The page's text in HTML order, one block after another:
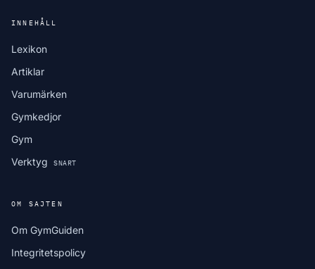
INNEHÅLL
Lexikon
Artiklar
Varumärken
Gymkedjor
Gym
Verktyg
SNART
OM SAJTEN
Om GymGuiden
Integritetspolicy